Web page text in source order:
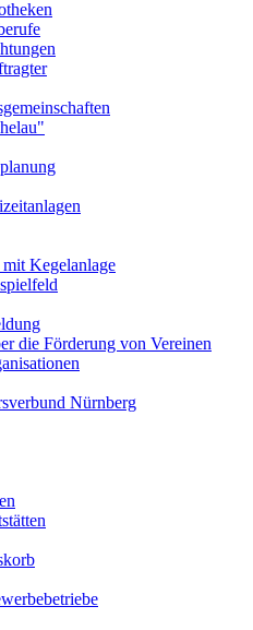
Kegelanlage
die Förderung von Vereinen
Nürnberg